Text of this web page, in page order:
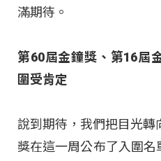
滿期待。
第60屆金鐘獎、第16屆
圍受肯定
說到期待，我們把目光
獎在這一周公布了入圍